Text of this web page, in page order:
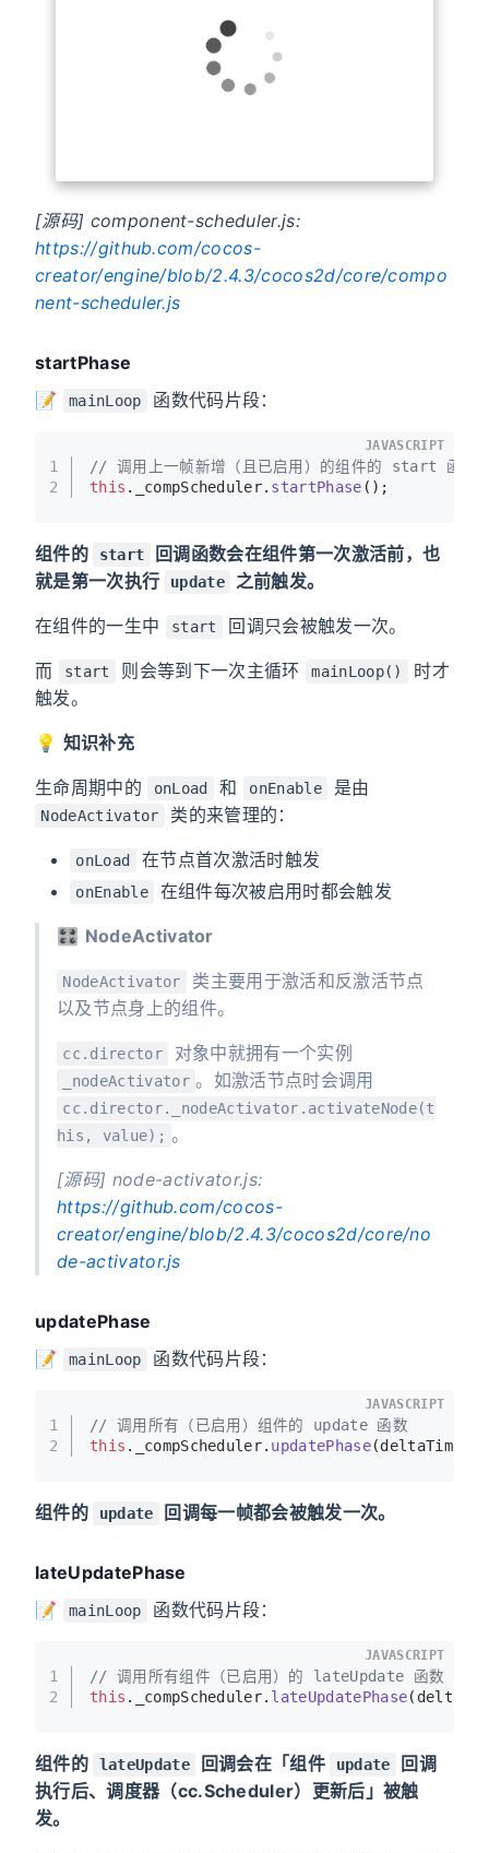
[源码] component-scheduler.js:
https://github.com/cocos-
creator/engine/blob/2.4.3/cocos2d/core/compo
nent-scheduler.js
startPhase
📝
mainLoop 函数代码片段：
1
2
// 调用上一帧新增（且已启用）的组件的 start 函数
this . _compScheduler. startPhase ();
JAVASCRIPT
组件的 start
回调函数会在组件第一次激活前，也
就是第一次执行
update 之前触发。
在组件的一生中 start 回调只会被触发一次。
而 start 则会等到下一次主循环 mainLoop()
时才
触发。
💡 知识补充
生命周期中的 onLoad 和 onEnable 是由
NodeActivator 类的来管理的：
onLoad 在节点首次激活时触发
onEnable 在组件每次被启用时都会触发
🎛 NodeActivator
NodeActivator
类主要用于激活和反激活节点
以及节点身上的组件。
cc.director 对象中就拥有一个实例
_nodeActivator 。如激活节点时会调用
cc.director._nodeActivator.activateNode(t
his, value); 。
[源码] node-activator.js:
https://github.com/cocos-
creator/engine/blob/2.4.3/cocos2d/core/no
de-activator.js
updatePhase
📝
mainLoop 函数代码片段：
1
2
// 调用所有（已启用）组件的 update 函数
this . _compScheduler. updatePhase(deltaTime);
JAVASCRIPT
组件的 update 回调每一帧都会被触发一次。
lateUpdatePhase
📝
mainLoop 函数代码片段：
1
2
// 调用所有组件（已启用）的 lateUpdate 函数
this . _compScheduler. lateUpdatePhase
JAVASCRIPT
组件的 lateUpdate 回调会在「组件 update
回调
执行后、调度器（cc.Scheduler）更新后」被触
发。